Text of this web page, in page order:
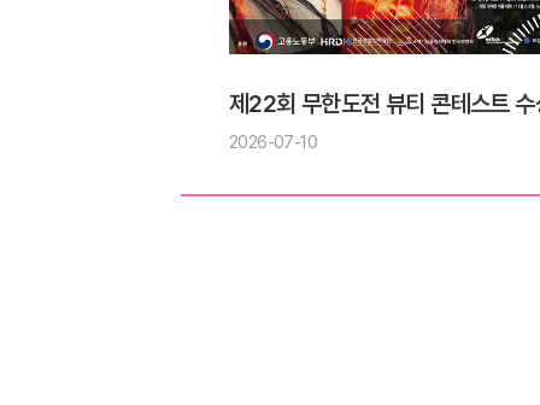
제22회 무한도전 뷰티 콘테스트
2026-07-10